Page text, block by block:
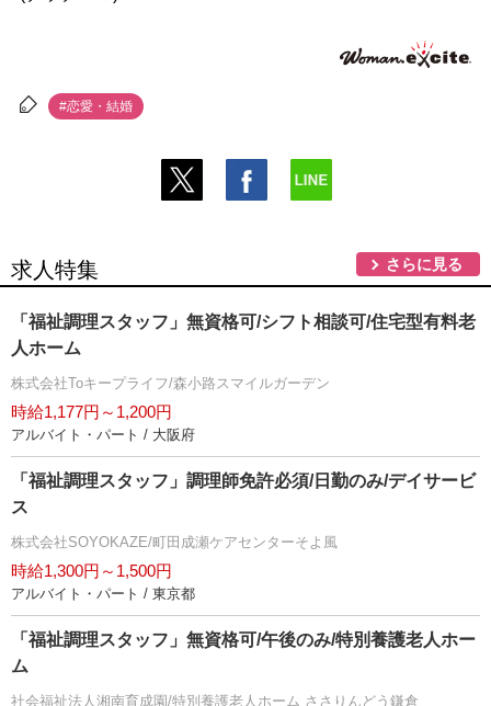
#恋愛・結婚
求人特集 さらに見る
「福祉調理スタッフ」無資格可/シフト相談可/住宅型有料老
人ホーム
株式会社Toキープライフ/森小路スマイルガーデン
時給1,177円～1,200円
アルバイト・パート / 大阪府
「福祉調理スタッフ」調理師免許必須/日勤のみ/デイサービ
ス
株式会社SOYOKAZE/町田成瀬ケアセンターそよ風
時給1,300円～1,500円
アルバイト・パート / 東京都
「福祉調理スタッフ」無資格可/午後のみ/特別養護老人ホー
ム
社会福祉法人湘南育成園/特別養護老人ホーム ささりんどう鎌倉